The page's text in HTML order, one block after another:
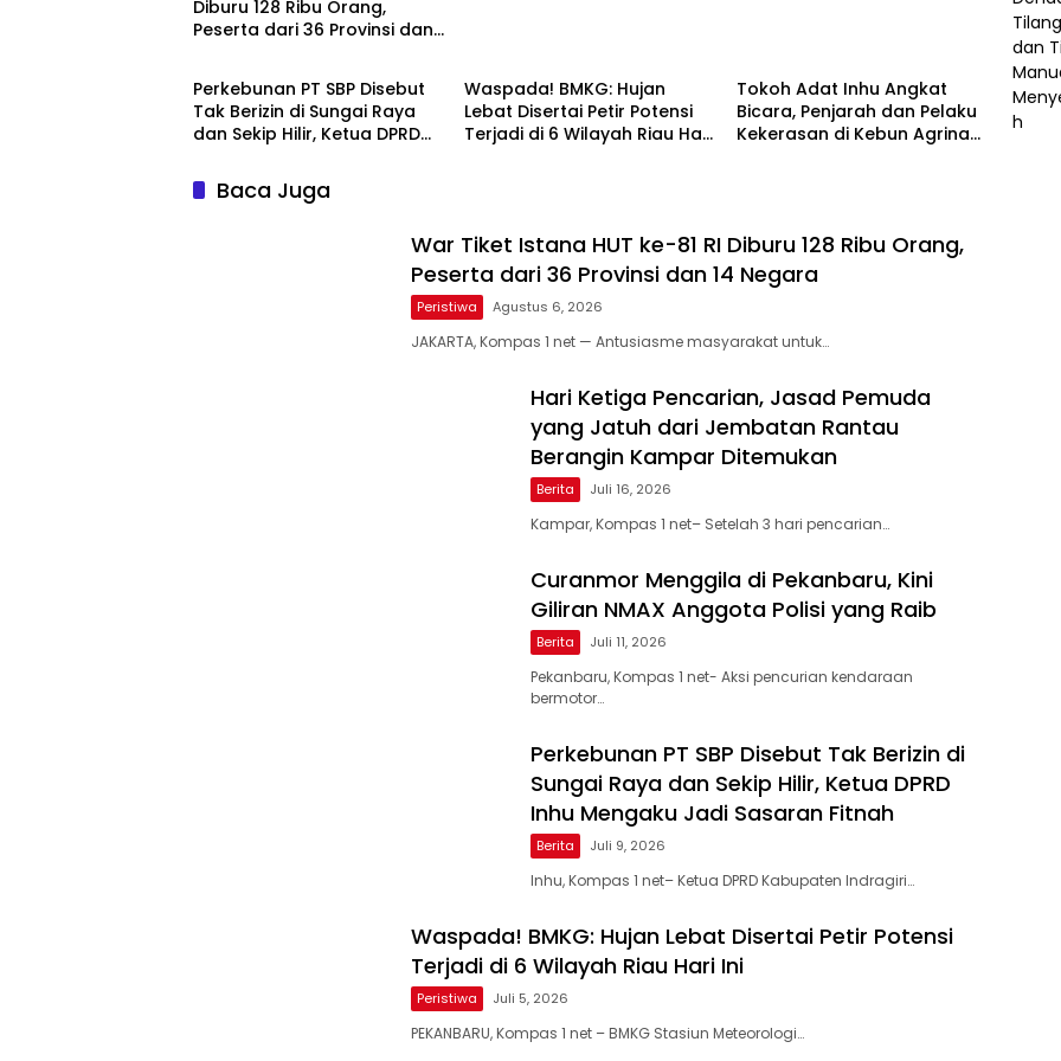
Diburu 128 Ribu Orang,
Peserta dari 36 Provinsi dan
Berita
Perkebunan PT SBP Disebut
Tak Berizin di Sungai Raya
dan Sekip Hilir, Ketua DPRD
Fitnah
Waspada! BMKG: Hujan
Lebat Disertai Petir Potensi
Terjadi di 6 Wilayah Riau Hari
Tokoh Adat Inhu Angkat
Bicara, Penjarah dan Pelaku
Kekerasan di Kebun Agrinas
Baca Juga
War Tiket Istana HUT ke-81 RI Diburu 128 Ribu Orang,
Peserta dari 36 Provinsi dan 14 Negara
Peristiwa Agustus 6, 2026
JAKARTA, Kompas 1 net — Antusiasme masyarakat untuk…
Hari Ketiga Pencarian, Jasad Pemuda
yang Jatuh dari Jembatan Rantau
Berangin Kampar Ditemukan
Berita Juli 16, 2026
Kampar, Kompas 1 net– Setelah 3 hari pencarian…
Curanmor Menggila di Pekanbaru, Kini
Giliran NMAX Anggota Polisi yang Raib
Berita Juli 11, 2026
Pekanbaru, Kompas 1 net- Aksi pencurian kendaraan
bermotor…
Perkebunan PT SBP Disebut Tak Berizin di
Sungai Raya dan Sekip Hilir, Ketua DPRD
Inhu Mengaku Jadi Sasaran Fitnah
Berita Juli 9, 2026
Inhu, Kompas 1 net– Ketua DPRD Kabupaten Indragiri…
Waspada! BMKG: Hujan Lebat Disertai Petir Potensi
Terjadi di 6 Wilayah Riau Hari Ini
Peristiwa Juli 5, 2026
PEKANBARU, Kompas 1 net – BMKG Stasiun Meteorologi…